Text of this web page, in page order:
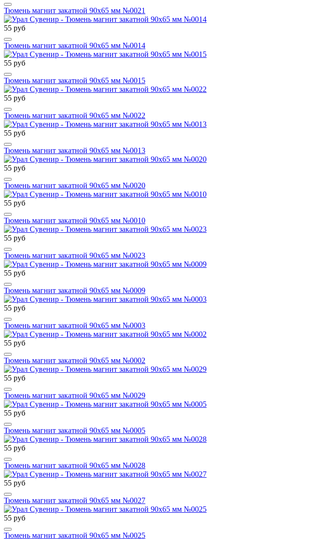
Тюмень магнит закатной 90х65 мм №0021
55 руб
Тюмень магнит закатной 90х65 мм №0014
55 руб
Тюмень магнит закатной 90х65 мм №0015
55 руб
Тюмень магнит закатной 90х65 мм №0022
55 руб
Тюмень магнит закатной 90х65 мм №0013
55 руб
Тюмень магнит закатной 90х65 мм №0020
55 руб
Тюмень магнит закатной 90х65 мм №0010
55 руб
Тюмень магнит закатной 90х65 мм №0023
55 руб
Тюмень магнит закатной 90х65 мм №0009
55 руб
Тюмень магнит закатной 90х65 мм №0003
55 руб
Тюмень магнит закатной 90х65 мм №0002
55 руб
Тюмень магнит закатной 90х65 мм №0029
55 руб
Тюмень магнит закатной 90х65 мм №0005
55 руб
Тюмень магнит закатной 90х65 мм №0028
55 руб
Тюмень магнит закатной 90х65 мм №0027
55 руб
Тюмень магнит закатной 90х65 мм №0025